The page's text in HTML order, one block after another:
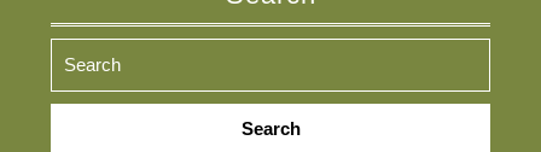
Search